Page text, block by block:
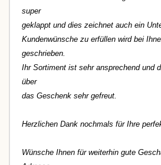
super
geklappt und dies zeichnet auch ein
Kundenwünsche zu erfüllen wird bei
geschrieben.
Ihr Sortiment ist sehr ansprechend und
über
das Geschenk sehr gefreut.
Herzlichen Dank nochmals für Ihre
Wünsche Ihnen für weiterhin gute